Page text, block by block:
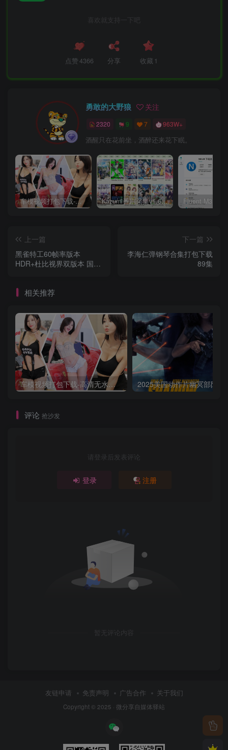
喜欢就支持一下吧
点赞4366 分享 收藏 1
勇敢的大野狼 关注
2320 9 7 963W+
酒醒只在花前坐，酒醉还来花下眠。
车模视频打包下载-高清无水印版 Kazumi番剧采集v1.6.9：支持自定义规则+在线观看+弹幕，跨平台下载
上一篇
黑雀特工60帧率版本
HDR+杜比视界双版本 国英
DL.DDP5.1.Atmos.H265.60fps.HDR.DV.2Audio
下一篇
李海仁弹钢琴合集打包下载
89集
相关推荐
车模视频打包下载-高清无水印版
评论 抢沙发
请登录后发表评论
登录 注册
暂无评论内容
友链申请 免责声明 广告合作 关于我们
Copyright © 2025 · 微分享自媒体驿站